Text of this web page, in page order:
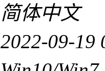
简体中文
2022-09-19